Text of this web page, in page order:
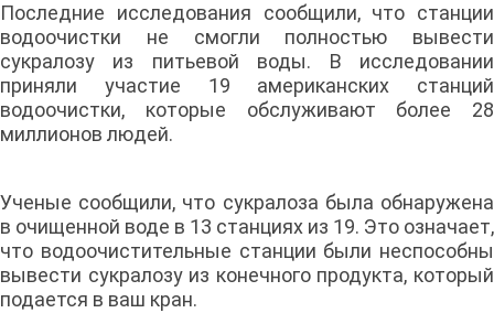
Последние исследования сообщили, что станции
водоочистки не смогли полностью вывести
сукралозу из питьевой воды. В исследовании
приняли участие 19 американских станций
водоочистки, которые обслуживают более 28
миллионов людей.
Ученые сообщили, что сукралоза была обнаружена
в очищенной воде в 13 станциях из 19. Это означает,
что водоочистительные станции были неспособны
вывести сукралозу из конечного продукта, который
подается в ваш кран.